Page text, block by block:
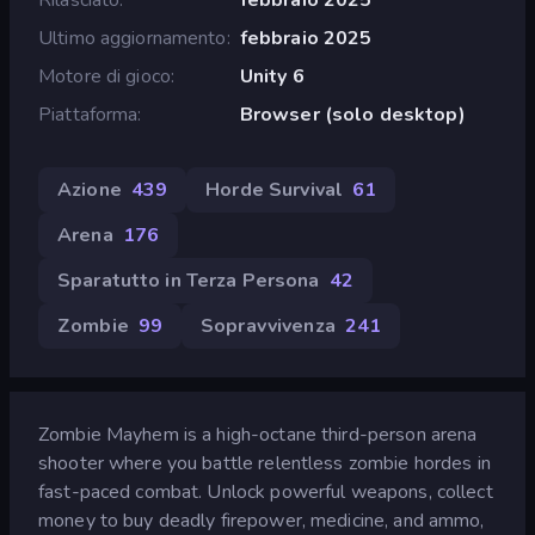
Ultimo aggiornamento febbraio 2025
Motore di gioco
Unity 6
Piattaforma
Browser (solo desktop)
Azione 439 Horde Survival 61
Arena 176
Sparatutto in Terza Persona 42
Zombie 99 Sopravvivenza 241
Zombie Mayhem is a high-octane third-person arena
shooter where you battle relentless zombie hordes in
fast-paced combat. Unlock powerful weapons, collect
money to buy deadly firepower, medicine, and ammo,